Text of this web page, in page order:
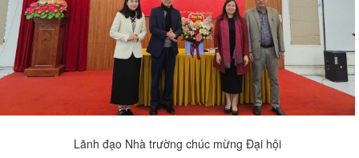
Lãnh đạo Nhà trường chúc mừng Đại hội